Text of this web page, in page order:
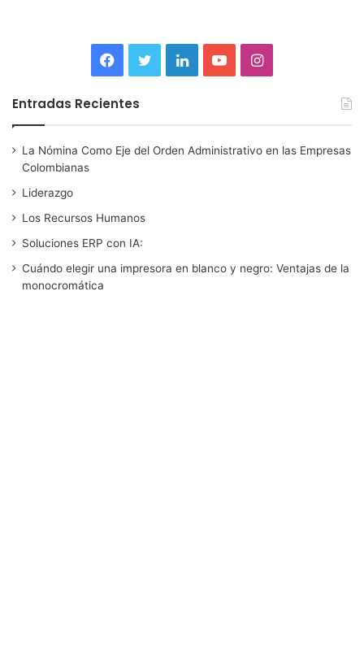
c
e
o
i
t
L
n
k
u
T
I
s
t
Entradas Recientes
La Nómina Como Eje del Orden Administrativo en las Empresas
Colombianas
Liderazgo
Los Recursos Humanos
Soluciones ERP con IA:
Cuándo elegir una impresora en blanco y negro: Ventajas de la
monocromática